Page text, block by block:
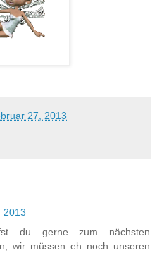
27, 2013
2013
du gerne zum nächsten
wir müssen eh noch unseren